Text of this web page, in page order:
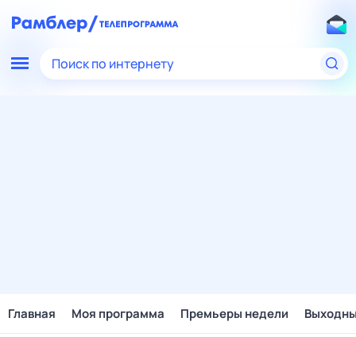
Поиск по интернету
Главная Моя программа Премьеры недели